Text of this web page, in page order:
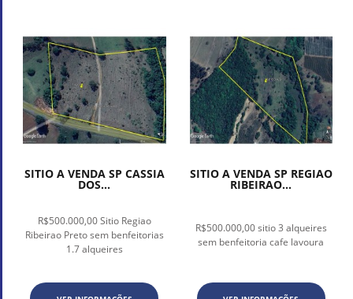
SITIO A VENDA SP CASSIA
DOS...
R$500.000,00 Sitio Regiao
Ribeirao Preto sem benfeitorias
1.7 alqueires
SITIO A VENDA SP REGIAO
RIBEIRAO...
R$500.000,00 sitio 3 alqueires
sem benfeitoria cafe lavoura